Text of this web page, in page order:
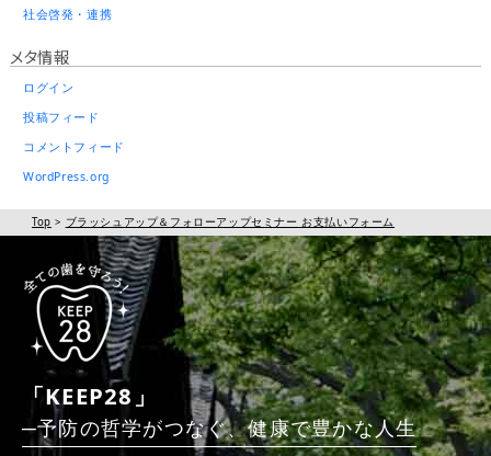
社会啓発・連携
メタ情報
ログイン
投稿フィード
コメントフィード
WordPress.org
Top > ブラッシュアップ＆フォローアップセミナー お支払いフォーム
「KEEP28」
─予防の哲学がつなぐ、健康で豊かな人生